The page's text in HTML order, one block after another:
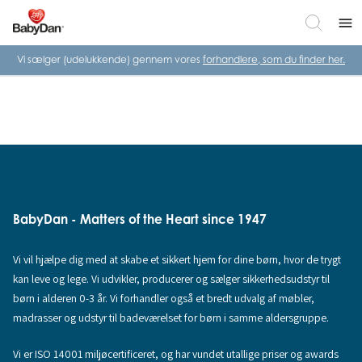
menu
Vi sælger (udelukkende) gennem vores forhandlere, som du finder her.
BabyDan - Matters of the Heart since 1947
Vi vil hjælpe dig med at skabe et sikkert hjem for dine børn, hvor de trygt
kan leve og lege. Vi udvikler, producerer og sælger sikkerhedsudstyr til
børn i alderen 0-3 år. Vi forhandler også et bredt udvalg af møbler,
madrasser og udstyr til badeværelset for børn i samme aldersgruppe.
Vi er ISO 14001 miljøcertificeret, og har vundet utallige priser og awards